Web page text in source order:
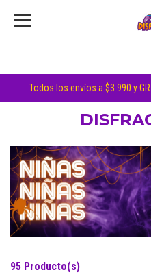
Todos los envíos a $3.990 y
95 Producto(s)